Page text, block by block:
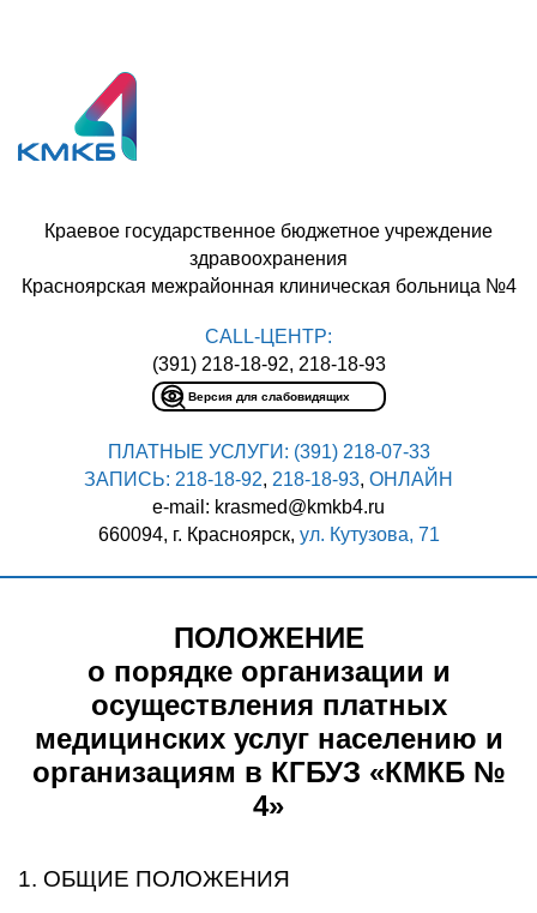
CALL-ЦЕНТР:
(391) 218-18-92, 218-18-93
Версия для слабовидящих
Краевое государственное бюджетное учреждение
здравоохранения
Красноярская межрайонная клиническая больница №4
ПЛАТНЫЕ УСЛУГИ: (391) 218-07-33
ЗАПИСЬ: 218-18-92, 218-18-93, ОНЛАЙН
e-mail: krasmed@kmkb4.ru
660094, г. Красноярск, ул. Кутузова, 71
ПОЛОЖЕНИЕ
о порядке организации и
осуществления платных
медицинских услуг населению и
организациям в КГБУЗ «КМКБ №
4»
1. ОБЩИЕ ПОЛОЖЕНИЯ